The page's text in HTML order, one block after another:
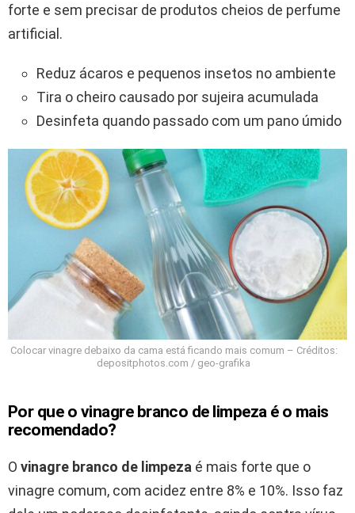
forte e sem precisar de produtos cheios de perfume
artificial.
Reduz ácaros e pequenos insetos no ambiente
Tira o cheiro causado por sujeira acumulada
Desinfeta quando passado com um pano úmido
Colocar vinagre debaixo da cama está ficando mais comum – Créditos:
depositphotos.com / geo-grafika
Por que o vinagre branco de limpeza é o mais
recomendado?
O vinagre branco de limpeza é mais forte que o
vinagre comum, com acidez entre 8% e 10%. Isso faz